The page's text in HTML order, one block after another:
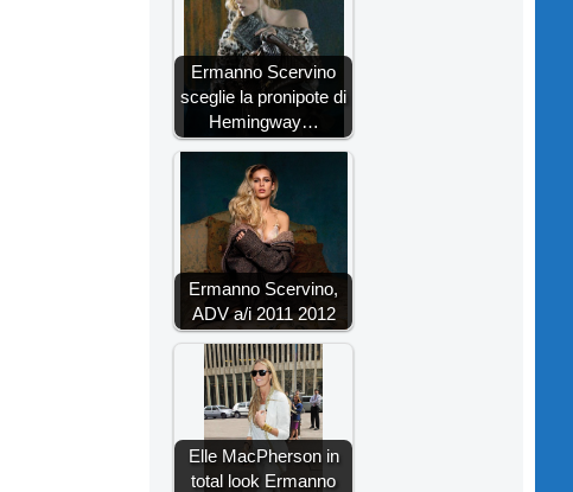
Ermanno Scervino
sceglie la pronipote di
Hemingway…
Ermanno Scervino,
ADV a/i 2011 2012
Elle MacPherson in
total look Ermanno